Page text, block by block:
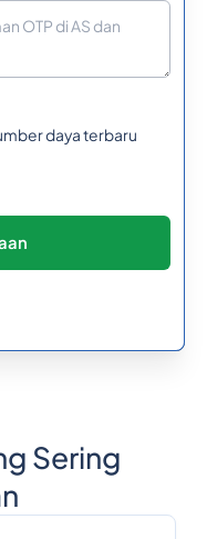
daya terbaru
Sering